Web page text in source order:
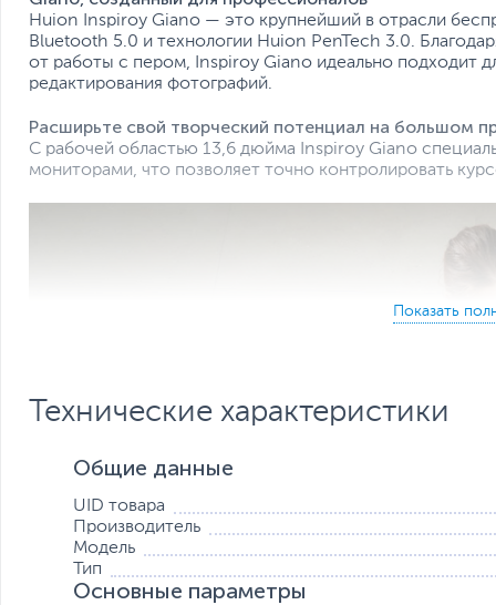
Huion Inspiroy Giano — это крупнейший в отрасли
Bluetooth 5.0 и технологии Huion PenTech 3.0.
от работы с пером, Inspiroy Giano идеально подходит
редактирования фотографий.
Расширьте свой творческий потенциал на большом
С рабочей областью 13,6 дюйма Inspiroy Giano
мониторами, что позволяет точно контролировать
Технические характеристики
Общие данные
UID товара
Производитель
Модель
Тип
Основные параметры